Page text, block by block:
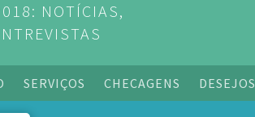
NOTÍCIAS,
SERVIÇOS CHECAGENS DESEJOS